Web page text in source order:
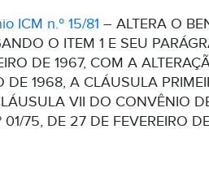
ICM n.º 15/81 – ALTERA O
O ITEM 1 E SEU
DE 1967, COM A
DE 1968, A CLÁUSULA
VII DO CONVÊNIO
01/75, DE 27 DE FEVEREIRO